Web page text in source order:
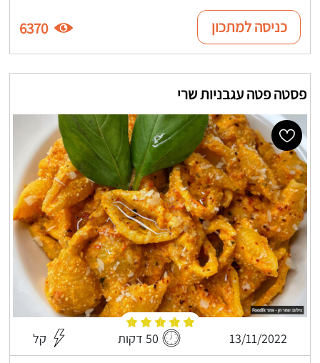
כניסה למתכון 6370
פסטה פטה עגבניות שרי
13/11/2022 50 דקות קל